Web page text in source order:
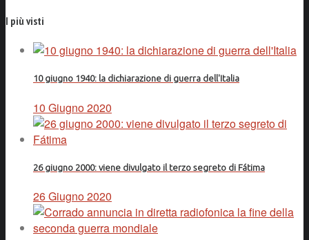
I più visti
10 giugno 1940: la dichiarazione di guerra dell'Italia
10 Giugno 2020
26 giugno 2000: viene divulgato il terzo segreto di Fátima
26 Giugno 2020